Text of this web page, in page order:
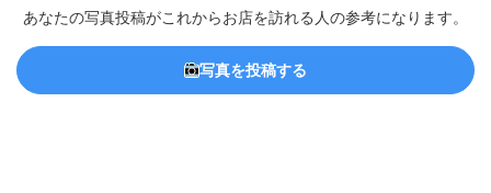
あなたの写真投稿がこれからお店を訪れる人の参考になります。
写真を投稿する